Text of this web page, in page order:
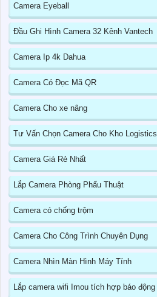
Camera Eyeball
Đầu Ghi Hình Camera 32 Kênh Vantech
Camera Ip 4k Dahua
Camera Có Đọc Mã QR
Camera Cho xe nâng
Tư Vấn Chọn Camera Cho Kho Logistics
Camera Giá Rẻ Nhất
Lắp Camera Phòng Phẩu Thuật
Camera có chống trộm
Camera Cho Công Trình Chuyên Dụng
Camera Nhìn Màn Hình Máy Tính
Lắp camera wifi Imou tích hợp báo động